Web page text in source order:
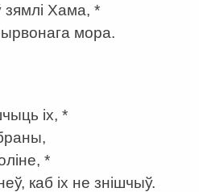
зямлі Хама, *
мора.
іх, *
*
каб іх не знішчыў.